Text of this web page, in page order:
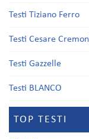
Testi Tiziano Ferro
Testi Cesare
Testi Gazzelle
Testi BLANCO
TOP TESTI